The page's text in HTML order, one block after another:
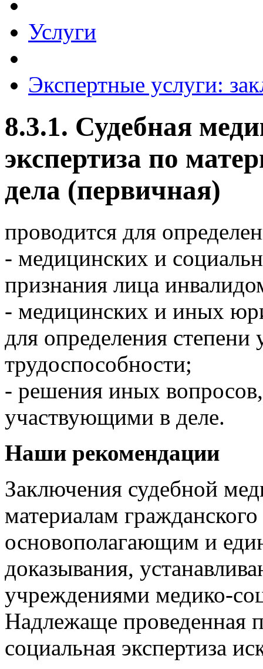
Услуги
Экспертные услуги:
8.3.1. Судебная
экспертиза по
дела (первичная)
проводится для
- медицинских и
признания лица
- медицинских и иных
для определения
трудоспособности;
- решения иных
участвующими в деле.
Наши рекомендации
Заключения судебной
материалам
основополагающим и
доказывания,
учреждениями медико-
Надлежаще проведенная
социальная экспертиза